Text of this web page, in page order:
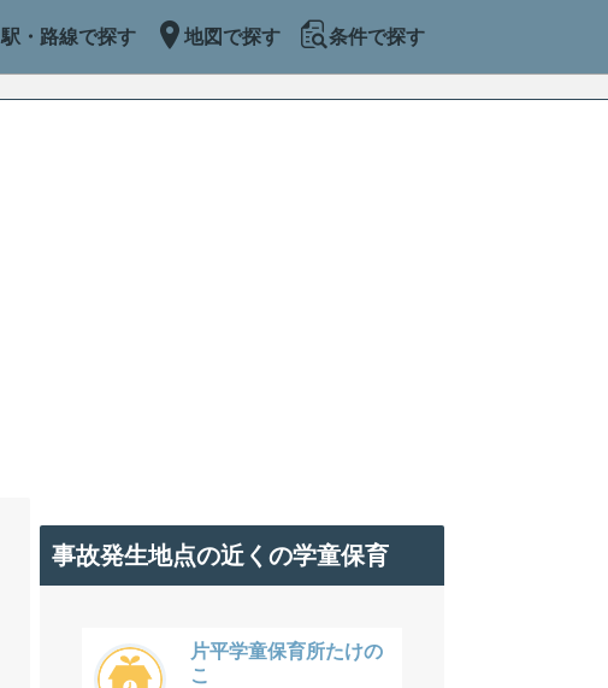
駅・路線で探す 地図で探す 条件で探す
事故発生地点の近くの学童保育
片平学童保育所たけの
こ